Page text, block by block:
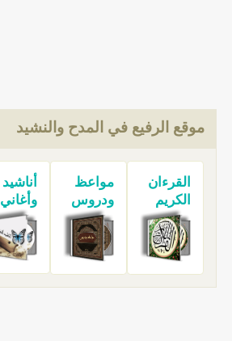
موقع الرفيع في المدح والنشيد
القرءان
الكريم
مواعظ
ودروس
أناشيد
وأغاني